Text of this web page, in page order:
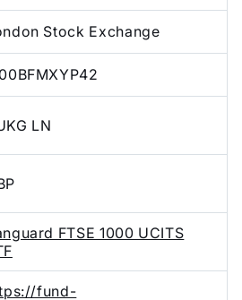
Stock Exchange
LN
FTSE 1000 UCITS
fund-